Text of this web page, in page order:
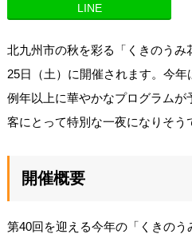
LINE
北九州市の秋を彩る「くきのうみ
25日（土）に開催されます。今年
例年以上に華やかなプログラム
客にとって特別な一夜になりそう
開催概要
第40回を迎える今年の「くきのう